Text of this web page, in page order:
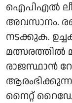
ഐപിഎല്‍
അവസാനം.
നടക്കുക.
രാജസ്ഥാന്‍
നൈറ്റ്